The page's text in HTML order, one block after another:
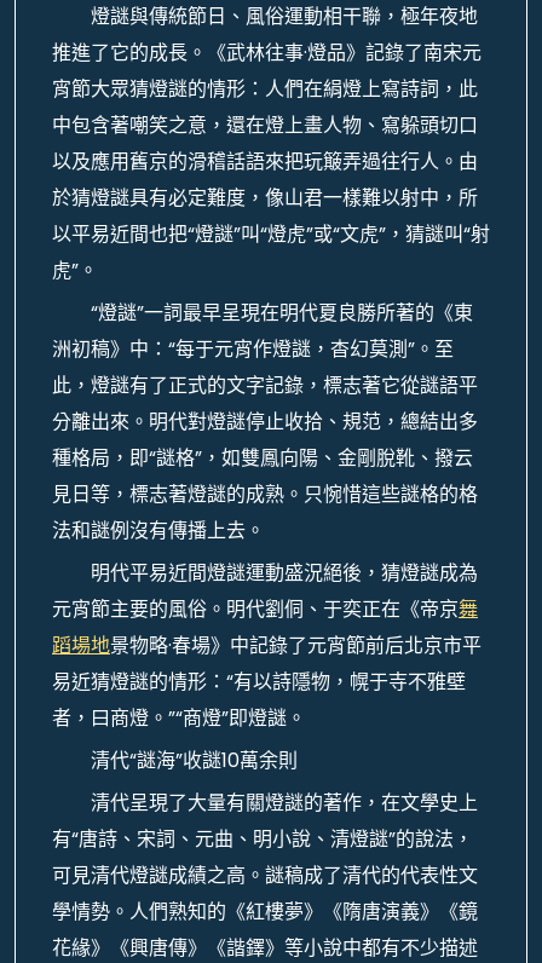
燈謎與傳統節日、風俗運動相干聯，極年夜地
推進了它的成長。《武林往事·燈品》記錄了南宋元
宵節大眾猜燈謎的情形：人們在絹燈上寫詩詞，此
中包含著嘲笑之意，還在燈上畫人物、寫躲頭切口
以及應用舊京的滑稽話語來把玩簸弄過往行人。由
於猜燈謎具有必定難度，像山君一樣難以射中，所
以平易近間也把“燈謎”叫“燈虎”或“文虎”，猜謎叫“射
虎”。
“燈謎”一詞最早呈現在明代夏良勝所著的《東
洲初稿》中：“每于元宵作燈謎，杳幻莫測”。至
此，燈謎有了正式的文字記錄，標志著它從謎語平
分離出來。明代對燈謎停止收拾、規范，總結出多
種格局，即“謎格”，如雙鳳向陽、金剛脫靴、撥云
見日等，標志著燈謎的成熟。只惋惜這些謎格的格
法和謎例沒有傳播上去。
明代平易近間燈謎運動盛況絕後，猜燈謎成為
元宵節主要的風俗。明代劉侗、于奕正在《帝京舞
蹈場地景物略·春場》中記錄了元宵節前后北京市平
易近猜燈謎的情形：“有以詩隱物，幌于寺不雅壁
者，曰商燈。”“商燈”即燈謎。
清代“謎海”收謎10萬余則
清代呈現了大量有關燈謎的著作，在文學史上
有“唐詩、宋詞、元曲、明小說、清燈謎”的說法，
可見清代燈謎成績之高。謎稿成了清代的代表性文
學情勢。人們熟知的《紅樓夢》《隋唐演義》《鏡
花緣》《興唐傳》《諧鐸》等小說中都有不少描述